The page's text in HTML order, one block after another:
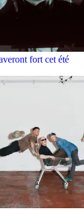
fort cet été